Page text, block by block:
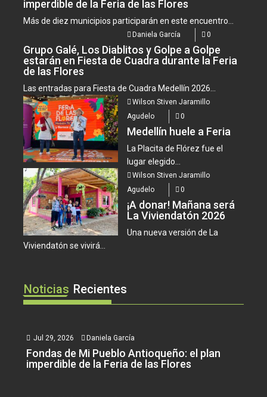
imperdible de la Feria de las Flores
Más de diez municipios participarán en este encuentro...
Daniela García 0
Grupo Galé, Los Diablitos y Golpe a Golpe
estarán en Fiesta de Cuadra durante la Feria
de las Flores
Las entradas para Fiesta de Cuadra Medellín 2026...
Wilson Stiven Jaramillo
Agudelo
0
Medellín huele a Feria
La Placita de Flórez fue el
lugar elegido...
Wilson Stiven Jaramillo
Agudelo
0
¡A donar! Mañana será
La Viviendatón 2026
Una nueva versión de La
Viviendatón se vivirá...
Noticias Recientes
Jul 29, 2026 Daniela García
Fondas de Mi Pueblo Antioqueño: el plan
imperdible de la Feria de las Flores